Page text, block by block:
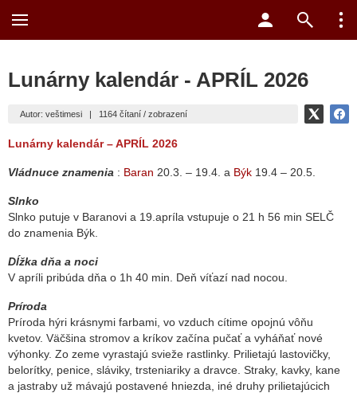
Lunárny kalendár - APRÍL 2026
Autor: veštimesi | 1164 čítaní / zobrazení
Lunárny kalendár – APRÍL 2026
Vládnuce znamenia : Baran 20.3. – 19.4. a Býk 19.4 – 20.5.
Slnko
Slnko putuje v Baranovi a 19.apríla vstupuje o 21 h 56 min SELČ
do znamenia Býk.
Dĺžka dňa a noci
V apríli pribúda dňa o 1h 40 min. Deň víťazí nad nocou.
Príroda
Príroda hýri krásnymi farbami, vo vzduch cítime opojnú vôňu
kvetov. Väčšina stromov a kríkov začína pučať a vyháňať nové
výhonky. Zo zeme vyrastajú svieže rastlinky. Prilietajú lastovičky,
belorítky, penice, sláviky, trsteniariky a dravce. Straky, kavky, kane
a jastraby už mávajú postavené hniezda, iné druhy prilietajúcich